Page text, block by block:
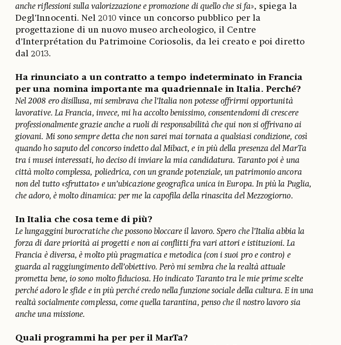
anche riflessioni sulla valorizzazione e promozione di quello che si fa», spiega la
Degl’Innocenti. Nel 2010 vince un concorso pubblico per la
progettazione di un nuovo museo archeologico, il Centre
d’Interprétation du Patrimoine Coriosolis, da lei creato e poi diretto
dal 2013.
Ha rinunciato a un contratto a tempo indeterminato in Francia
per una nomina importante ma quadriennale in Italia. Perché?
Nel 2008 ero disillusa, mi sembrava che l’Italia non potesse offrirmi opportunità
lavorative. La Francia, invece, mi ha accolto benissimo, consentendomi di crescere
professionalmente grazie anche a ruoli di responsabilità che qui non si offrivano ai
giovani. Mi sono sempre detta che non sarei mai tornata a qualsiasi condizione, così
quando ho saputo del concorso indetto dal Mibact, e in più della presenza del MarTa
tra i musei interessati, ho deciso di inviare la mia candidatura. Taranto poi è una
città molto complessa, poliedrica, con un grande potenziale, un patrimonio ancora
non del tutto «sfruttato» e un’ubicazione geografica unica in Europa. In più la Puglia,
che adoro, è molto dinamica: per me la capofila della rinascita del Mezzogiorno.
In Italia che cosa teme di più?
Le lungaggini burocratiche che possono bloccare il lavoro. Spero che l’Italia abbia la
forza di dare priorità ai progetti e non ai conflitti fra vari attori e istituzioni. La
Francia è diversa, è molto più pragmatica e metodica (con i suoi pro e contro) e
guarda al raggiungimento dell’obiettivo. Però mi sembra che la realtà attuale
prometta bene, io sono molto fiduciosa. Ho indicato Taranto tra le mie prime scelte
perché adoro le sfide e in più perché credo nella funzione sociale della cultura. E in una
realtà socialmente complessa, come quella tarantina, penso che il nostro lavoro sia
anche una missione.
Quali programmi ha per per il MarTa?